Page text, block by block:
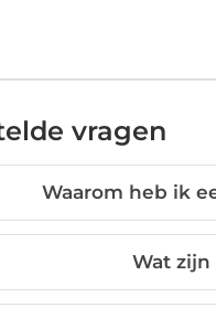
vragen
Waarom heb ik
Wat